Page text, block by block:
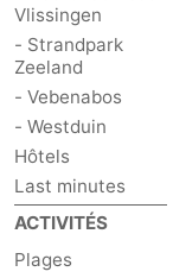
Nature
Het
Zwin
Météo
Contact
Vlissingen
- Strandpark
Zeeland
- Vebenabos
- Westduin
Hôtels
Last minutes
ACTIVITÉS
Plages